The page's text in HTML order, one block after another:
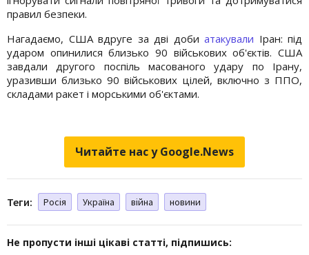
правил безпеки.
Нагадаємо, США вдруге за дві доби атакували Іран: під
ударом опинилися близько 90 військових об'єктів. США
завдали другого поспіль масованого удару по Ірану,
уразивши близько 90 військових цілей, включно з ППО,
складами ракет і морськими об'єктами.
Читайте нас у Google.News
Теги: Росія Україна війна новини
Не пропусти інші цікаві статті, підпишись: